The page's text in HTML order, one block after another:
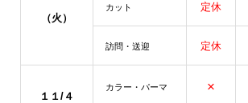
（火）
カット 定休
訪問・送迎 定休
１１/４
カラー・パーマ ×